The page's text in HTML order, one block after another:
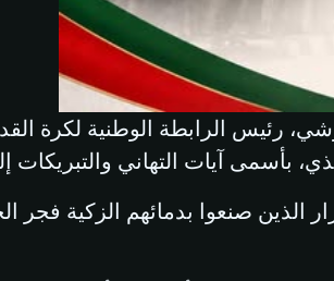
الموافق لـ 5 جويلية، يتقدم السيد أحمد خرشي، رئيس
الذين صنعوا بدمائهم الزكية فجر